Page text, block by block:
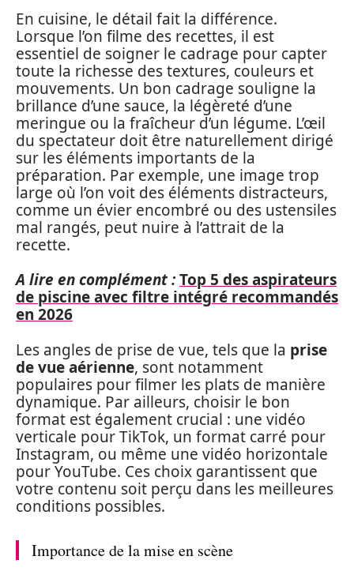
En cuisine, le détail fait la différence.
Lorsque l’on filme des recettes, il est
essentiel de soigner le cadrage pour capter
toute la richesse des textures, couleurs et
mouvements. Un bon cadrage souligne la
brillance d’une sauce, la légèreté d’une
meringue ou la fraîcheur d’un légume. L’œil
du spectateur doit être naturellement dirigé
sur les éléments importants de la
préparation. Par exemple, une image trop
large où l’on voit des éléments distracteurs,
comme un évier encombré ou des ustensiles
mal rangés, peut nuire à l’attrait de la
recette.
A lire en complément :Top 5 des aspirateurs
de piscine avec filtre intégré recommandés
en 2026
Les angles de prise de vue, tels que la prise
de vue aérienne, sont notamment
populaires pour filmer les plats de manière
dynamique. Par ailleurs, choisir le bon
format est également crucial : une vidéo
verticale pour TikTok, un format carré pour
Instagram, ou même une vidéo horizontale
pour YouTube. Ces choix garantissent que
votre contenu soit perçu dans les meilleures
conditions possibles.
Importance de la mise en scène